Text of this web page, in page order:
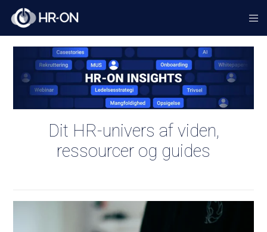
Dit HR-univers af viden,
ressourcer og guides